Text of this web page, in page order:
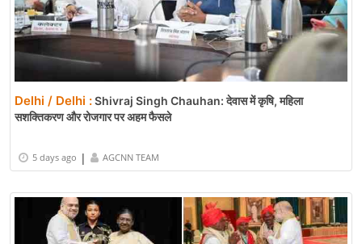
Delhi / Delhi :Shivraj Singh Chauhan: देवास में कृषि, महिला
सशक्तिकरण और रोजगार पर अहम फैसले
5 days ago | AGCNN TEAM